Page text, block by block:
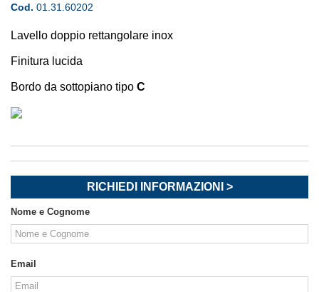
Cod. 01.31.60202
Lavello doppio rettangolare inox
Finitura lucida
Bordo da sottopiano tipo C
RICHIEDI INFORMAZIONI >
Nome e Cognome
Email